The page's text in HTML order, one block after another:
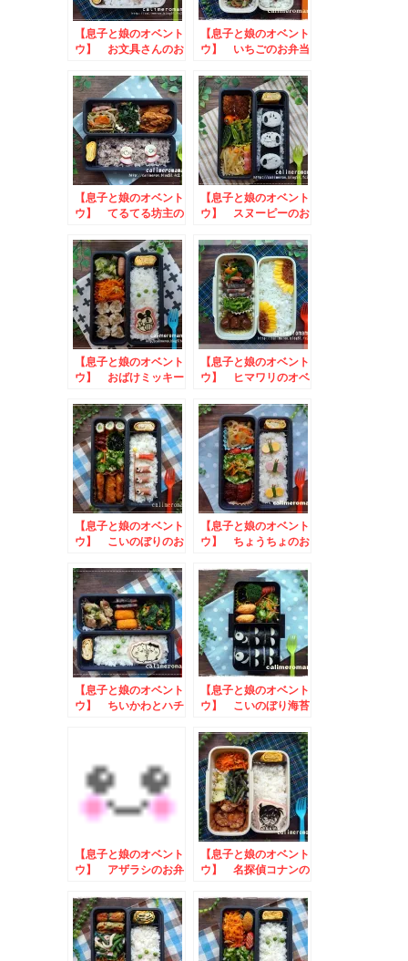
【息子と娘のオベント
ウ】 お文具さんのお
【息子と娘のオベント
ウ】 いちごのお弁当
【息子と娘のオベント
ウ】 てるてる坊主の
【息子と娘のオベント
ウ】 スヌーピーのお
【息子と娘のオベント
ウ】 おばけミッキー
【息子と娘のオベント
ウ】 ヒマワリのオベ
【息子と娘のオベント
ウ】 こいのぼりのお
【息子と娘のオベント
ウ】 ちょうちょのお
【息子と娘のオベント
ウ】 ちいかわとハチ
【息子と娘のオベント
ウ】 こいのぼり海苔
【息子と娘のオベント
ウ】 アザラシのお弁
【息子と娘のオベント
ウ】 名探偵コナンの